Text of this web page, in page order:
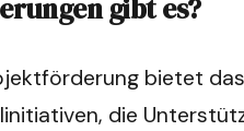
gibt es?
bietet
die